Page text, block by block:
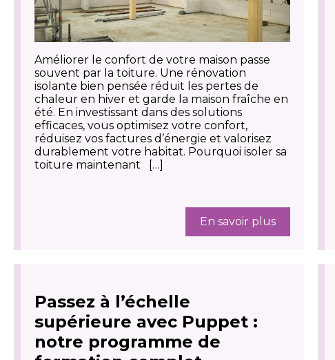
Améliorer le confort de votre maison passe
souvent par la toiture. Une rénovation
isolante bien pensée réduit les pertes de
chaleur en hiver et garde la maison fraîche en
été. En investissant dans des solutions
efficaces, vous optimisez votre confort,
réduisez vos factures d’énergie et valorisez
durablement votre habitat. Pourquoi isoler sa
toiture maintenant […]
En savoir plus
Passez à l’échelle
supérieure avec Puppet :
notre programme de